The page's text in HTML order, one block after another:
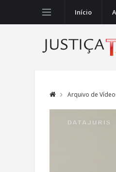
Início
Arquivo de